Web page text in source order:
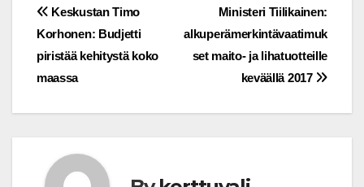
Post
navigation
Ministeri Tiilikainen:
alkuperämerkintävaatimuk
set maito- ja lihatuotteille
keväällä 2017
Keskustan Timo
Korhonen: Budjetti
piristää kehitystä koko
maassa